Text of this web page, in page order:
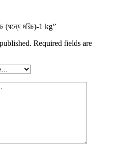
(ধন্যে মরিচ)-1 kg”
Required fields are